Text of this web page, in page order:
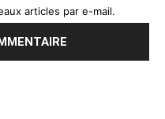
articles par e-mail.